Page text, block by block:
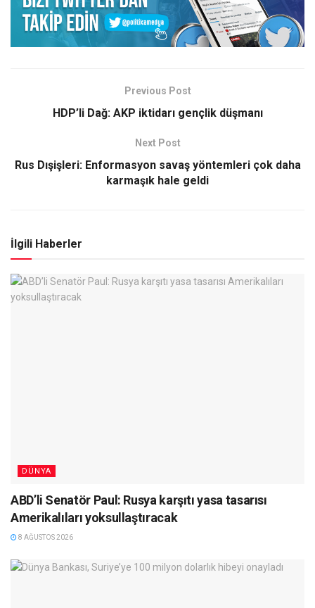
Previous Post
HDP’li Dağ: AKP iktidarı gençlik düşmanı
Next Post
Rus Dışişleri: Enformasyon savaş yöntemleri çok daha
karmaşık hale geldi
İlgili Haberler
DÜNYA
ABD’li Senatör Paul: Rusya karşıtı yasa tasarısı
Amerikalıları yoksullaştıracak
8 AĞUSTOS 2026